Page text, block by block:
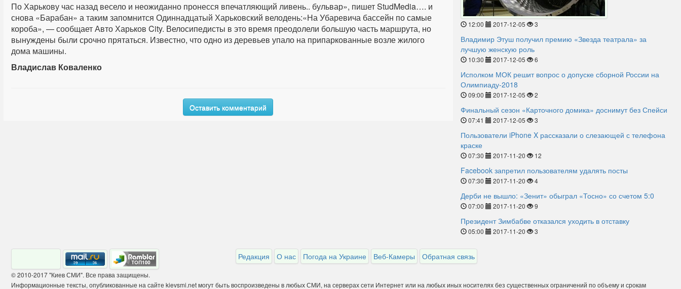
По Харькову час назад весело и неожиданно пронесся впечатляющий ливень.. бульвар», пишет StudMedia…. и
снова «Барабан» а таким запомнится Одиннадцатый Харьковский велодень:«На Убаревича бассейн по самые
короба», — сообщает Авто Харьков City. Велосипедисты в это время преодолели большую часть маршрута, но
вынуждены были срочно прятаться. Известно, что одно из деревьев упало на припаркованные возле жилого
дома машины.
Владислав Коваленко
Оставить комментарий
12:00 2017-12-05 3
Владимир Этуш получил премию «Звезда театрала» за
лучшую женскую роль
10:30 2017-12-05 6
Исполком МОК решит вопрос о допуске сборной России на
Олимпиаду-2018
09:00 2017-12-05 2
Финальный сезон «Карточного домика» доснимут без Спейси
07:41 2017-12-05 3
Пользователи iPhone X рассказали о слезающей с телефона
краске
07:30 2017-11-20 12
Facebook запретил пользователям удалять посты
07:30 2017-11-20 4
Дерби не вышло: «Зенит» обыграл «Тосно» со счетом 5:0
07:00 2017-11-20 9
Президент Зимбабве отказался уходить в отставку
05:00 2017-11-20 3
Редакция О нас Погода на Украине Веб-Камеры Обратная связь
© 2010-2017 "Киев СМИ". Все права защищены.
Информационные тексты, опубликованные на сайте kievsmi.net могут быть воспроизведены в любых СМИ, на серверах сети Интернет или на любых иных носителях без существенных ограничений по объему и срокам